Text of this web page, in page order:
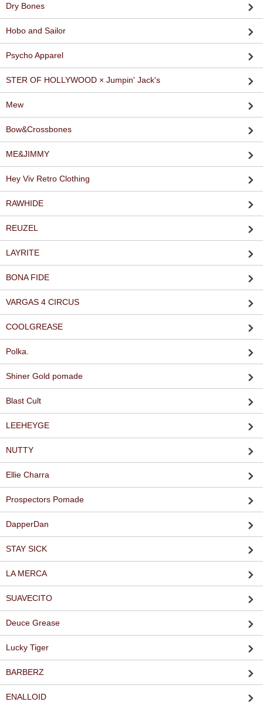
Dry Bones
Hobo and Sailor
Psycho Apparel
STER OF HOLLYWOOD × Jumpin' Jack's
Mew
Bow&Crossbones
ME&JIMMY
Hey Viv Retro Clothing
RAWHIDE
REUZEL
LAYRITE
BONA FIDE
VARGAS 4 CIRCUS
COOLGREASE
Polka.
Shiner Gold pomade
Blast Cult
LEEHEYGE
NUTTY
Ellie Charra
Prospectors Pomade
DapperDan
STAY SICK
LA MERCA
SUAVECITO
Deuce Grease
Lucky Tiger
BARBERZ
ENALLOID